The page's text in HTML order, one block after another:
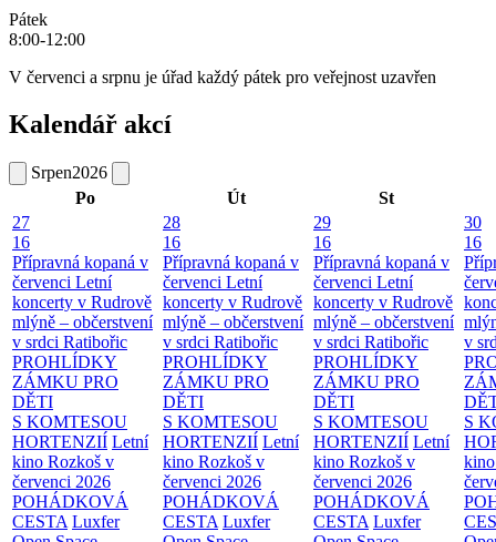
Pátek
8:00-12:00
V červenci a srpnu je úřad každý pátek pro veřejnost uzavřen
Kalendář akcí
Srpen2026
Po
Út
St
27
16
Přípravná kopaná v
červenci Letní
koncerty v Rudrově
mlýně – občerstvení
v srdci Ratibořic
PROHLÍDKY
ZÁMKU PRO
DĚTI
S KOMTESOU
HORTENZIÍ Letní
kino Rozkoš v
červenci 2026
POHÁDKOVÁ
CESTA Luxfer
28
16
Přípravná kopaná v
červenci Letní
koncerty v Rudrově
mlýně – občerstvení
v srdci Ratibořic
PROHLÍDKY
ZÁMKU PRO
DĚTI
S KOMTESOU
HORTENZIÍ Letní
kino Rozkoš v
červenci 2026
POHÁDKOVÁ
CESTA Luxfer
29
16
Přípravná kopaná v
červenci Letní
koncerty v Rudrově
mlýně – občerstvení
v srdci Ratibořic
PROHLÍDKY
ZÁMKU PRO
DĚTI
S KOMTESOU
HORTENZIÍ Letní
kino Rozkoš v
červenci 2026
POHÁDKOVÁ
CESTA Luxfer
30
16
v
S